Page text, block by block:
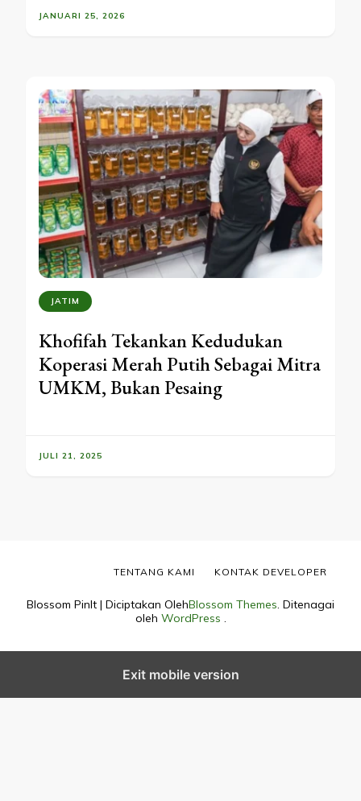
JANUARI 25, 2026
JATIM
Khofifah Tekankan Kedudukan
Koperasi Merah Putih Sebagai Mitra
UMKM, Bukan Pesaing
JULI 21, 2025
Blossom PinIt | Diciptakan OlehBlossom Themes. Ditenagai
oleh WordPress .
TENTANG KAMI KONTAK DEVELOPER
Exit mobile version